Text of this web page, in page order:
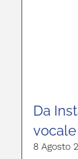
Da
vocale
8 Agosto